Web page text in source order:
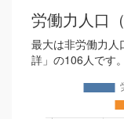
労働力人口（
最大は非労働力人
詳」の106人です。